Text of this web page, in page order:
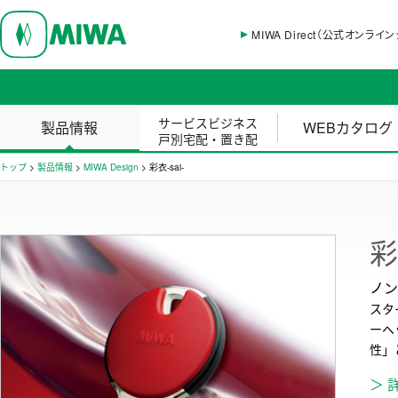
MIWA Direct（公式オンライン
製品情報
サービスビジネス
戸別宅配・置き配
WEBカタログ
トップ > 製品情報 > MIWA Design > 彩衣-sai-
ノ
ス
ー
性」
＞